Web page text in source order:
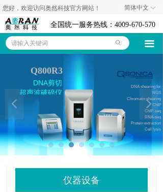
全国统一服务热线：4009-670-570
ꄙ
您好，欢迎访问奥然科技官方网站！
끀
奥然首页
仪器设备
技术资料
代理品牌
联系我们
ꀅ
简体中文
Q800R3
DNA剪切
超声波破碎仪
DNA shearing for
NGS
Chromatin shearing
ChIP
ChIP-seq
RNA-seq
Protein extraction
Cell lysis
小鼠肿瘤
测量管理系统
Made In USA
넳 넲
仪器设备